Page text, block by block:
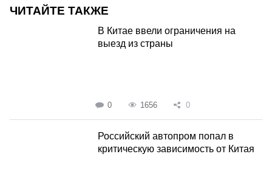
ЧИТАЙТЕ ТАКЖЕ
В Китае ввели ограничения на
выезд из страны
0 1656 0
Российский автопром попал в
критическую зависимость от Китая